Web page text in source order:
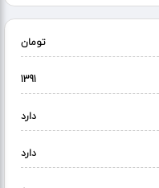
رفاهی و حمل و نقل عمومی.
یا سرمایه‌گذاری انتخابی
تومان
1391
دارد
دارد